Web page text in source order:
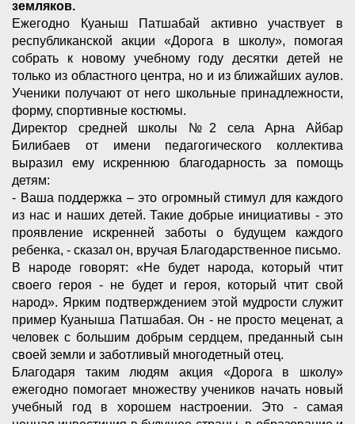
земляков.
Ежегодно Куаныш Патшабай активно участвует в
республиканской акции «Дорога в школу», помогая
собрать к новому учебному году десятки детей не
только из областного центра, но и из ближайших аулов.
Ученики получают от него школьные принадлежности,
форму, спортивные костюмы.
Директор средней школы №2 села Арна Айбар
Билибаев от имени педагогического коллектива
выразил ему искреннюю благодарность за помощь
детям:
- Ваша поддержка – это огромный стимул для каждого
из нас и наших детей. Такие добрые инициативы - это
проявление искренней заботы о будущем каждого
ребенка, - сказал он, вручая Благодарственное письмо.
В народе говорят: «Не будет народа, который чтит
своего героя - не будет и героя, который чтит свой
народ». Ярким подтверждением этой мудрости служит
пример Куаныша Патшабая. Он - не просто меценат, а
человек с большим добрым сердцем, преданный сын
своей земли и заботливый многодетный отец.
Благодаря таким людям акция «Дорога в школу»
ежегодно помогает множеству учеников начать новый
учебный год в хорошем настроении. Это - самая